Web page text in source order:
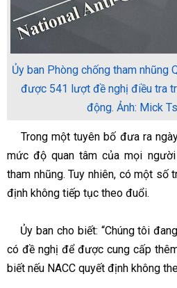
Ủy ban Phòng chống tham nhũng
được 541 lượt đề nghị điều tra
động. Ảnh: Mick
Trong một tuyên bố đưa ra
mức độ quan tâm của mọi
tham nhũng. Tuy nhiên, có một số
định không tiếp tục theo đuổi.
Ủy ban cho biết: “Chúng tôi
có đề nghị để được cung cấp
biết nếu NACC quyết định không